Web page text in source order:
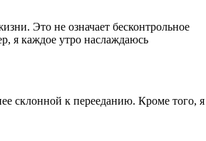
Это не означает бесконтрольное
я каждое утро наслаждаюсь
склонной к перееданию. Кроме того, я